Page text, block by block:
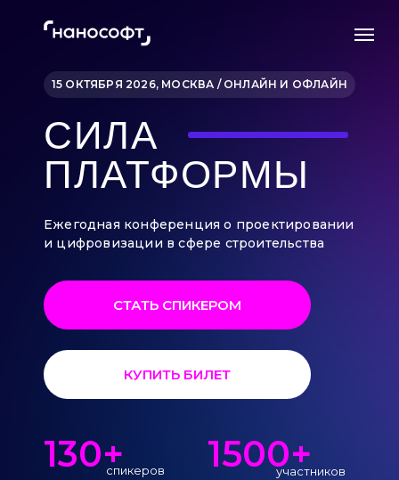
СИЛА
ПЛАТФОРМЫ
1500+участников
Ежегодная конференция о проектировании
и цифровизации в сфере строительства
15 ОКТЯБРЯ 2026, МОСКВА / ОНЛАЙН И ОФЛАЙН
130+спикеров
КУПИТЬ БИЛЕТ
СТАТЬ СПИКЕРОМ